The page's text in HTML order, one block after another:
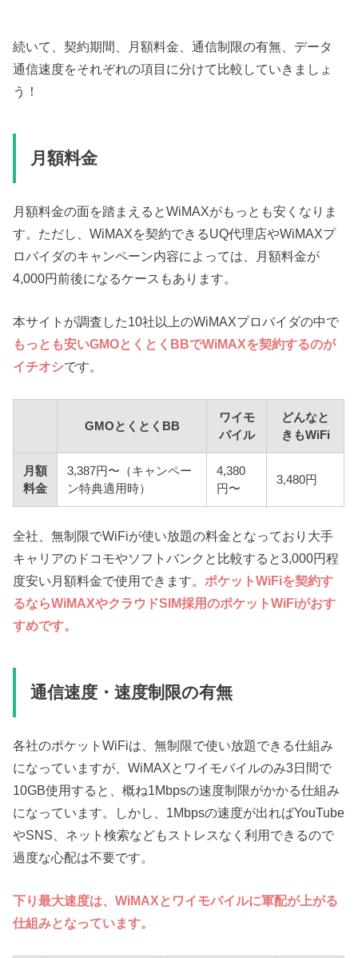
続いて、契約期間、月額料金、通信制限の有無、データ
通信速度をそれぞれの項目に分けて比較していきましょ
う！
月額料金
月額料金の面を踏まえるとWiMAXがもっとも安くなりま
す。ただし、WiMAXを契約できるUQ代理店やWiMAXプ
ロバイダのキャンペーン内容によっては、月額料金が
4,000円前後になるケースもあります。
本サイトが調査した10社以上のWiMAXプロバイダの中で
もっとも安いGMOとくとくBBでWiMAXを契約するのが
イチオシです。
GMOとくとくBB
ワイモ
バイル
どんなと
きもWiFi
月額
料金
3,387円〜（キャンペー
ン特典適用時）
4,380
円〜
3,480円
全社、無制限でWiFiが使い放題の料金となっており大手
キャリアのドコモやソフトバンクと比較すると3,000円程
度安い月額料金で使用できます。 ポケットWiFiを契約す
るならWiMAXやクラウドSIM採用のポケットWiFiがおす
すめです。
通信速度・速度制限の有無
各社のポケットWiFiは、無制限で使い放題できる仕組み
になっていますが、WiMAXとワイモバイルのみ3日間で
10GB使用すると、概ね1Mbpsの速度制限がかかる仕組み
になっています。しかし、1Mbpsの速度が出ればYouTube
やSNS、ネット検索などもストレスなく利用できるので
過度な心配は不要です。
下り最大速度は、WiMAXとワイモバイルに軍配が上がる
仕組みとなっています。